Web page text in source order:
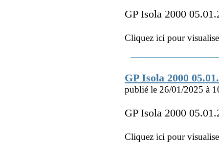
GP Isola 2000
Cliquez ici pour
GP Isola 2000
publié le 26/01/2025 à
GP Isola 2000
Cliquez ici pour